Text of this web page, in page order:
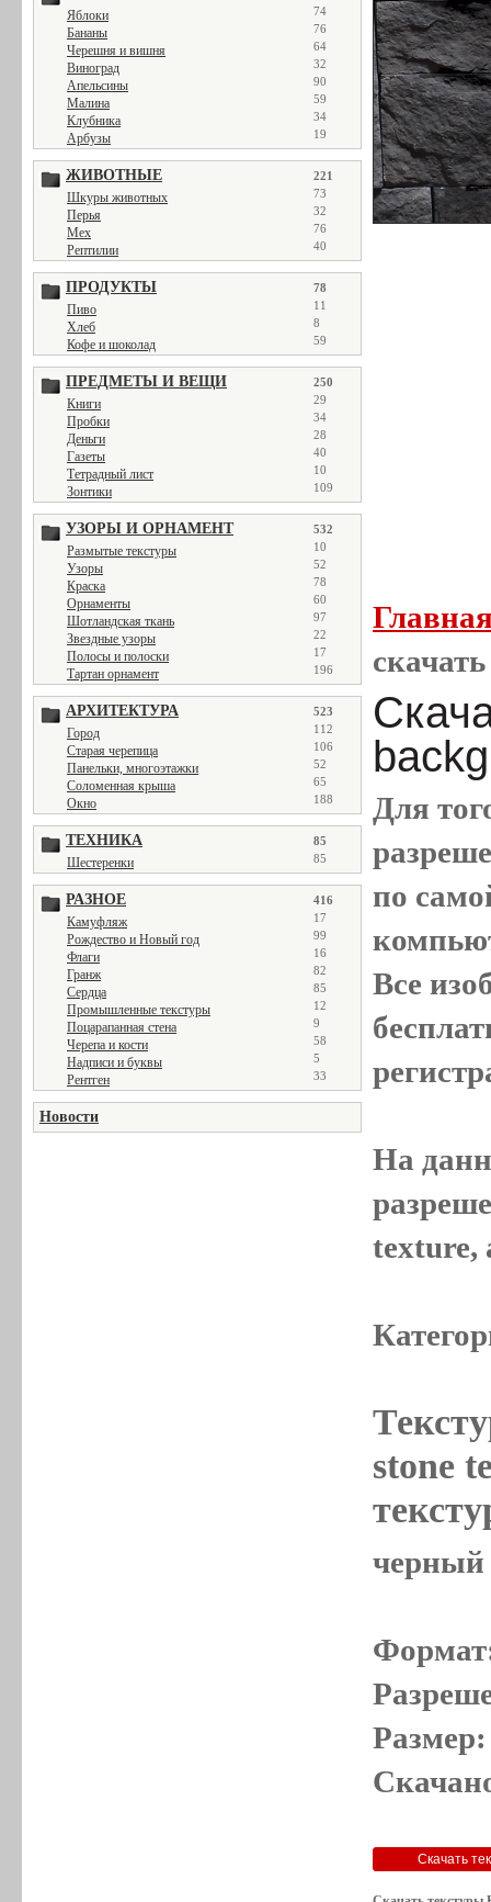
Яблоки 74
Бананы 76
Черешня и вишня 64
Виноград 32
Апельсины 90
Малина 59
Клубника 34
Арбузы 19
ЖИВОТНЫЕ 221
Шкуры животных 73
Перья 32
Мех 76
Рептилии 40
ПРОДУКТЫ 78
Пиво 11
Хлеб 8
Кофе и шоколад 59
ПРЕДМЕТЫ И ВЕЩИ 250
Книги 29
Пробки 34
Деньги 28
Газеты 40
Тетрадный лист 10
Зонтики 109
УЗОРЫ И ОРНАМЕНТ 532
Размытые текстуры 10
Узоры 52
Краска 78
Орнаменты 60
Шотландская ткань 97
Звездные узоры 22
Полосы и полоски 17
Тартан орнамент 196
АРХИТЕКТУРА 523
Город 112
Старая черепица 106
Панельки, многоэтажки 52
Соломенная крыша 65
Окно 188
ТЕХНИКА 85
Шестеренки 85
РАЗНОЕ 416
Камуфляж 17
Рождество и Новый год 99
Флаги 16
Гранж 82
Сердца 85
Промышленные текстуры 12
Поцарапанная стена 9
Черепа и кости 58
Надписи и буквы 5
Рентген 33
Новости
Для
по
Все
На
texture,
stone
черный